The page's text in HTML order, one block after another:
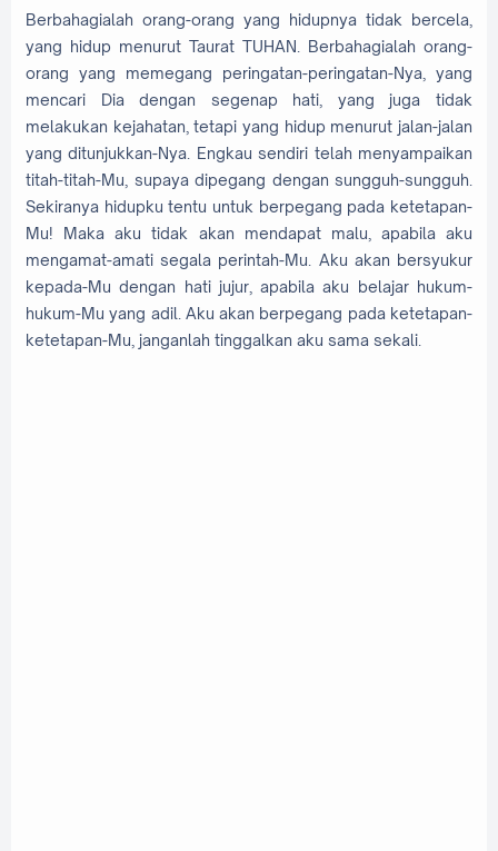
Berbahagialah orang-orang yang hidupnya tidak bercela,
yang hidup menurut Taurat TUHAN. Berbahagialah orang-
orang yang memegang peringatan-peringatan-Nya, yang
mencari Dia dengan segenap hati, yang juga tidak
melakukan kejahatan, tetapi yang hidup menurut jalan-jalan
yang ditunjukkan-Nya. Engkau sendiri telah menyampaikan
titah-titah-Mu, supaya dipegang dengan sungguh-sungguh.
Sekiranya hidupku tentu untuk berpegang pada ketetapan-
Mu! Maka aku tidak akan mendapat malu, apabila aku
mengamat-amati segala perintah-Mu. Aku akan bersyukur
kepada-Mu dengan hati jujur, apabila aku belajar hukum-
hukum-Mu yang adil. Aku akan berpegang pada ketetapan-
ketetapan-Mu, janganlah tinggalkan aku sama sekali.